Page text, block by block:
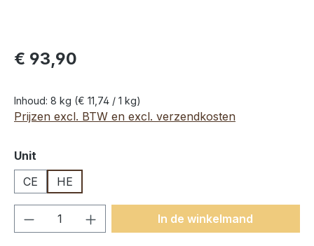
€ 93,90
Inhoud: 8 kg (€ 11,74 / 1 kg)
Prijzen excl. BTW en excl. verzendkosten
Selecteer
Unit
CE
HE
Producthoeveelheid: Voer de
In de winkelmand